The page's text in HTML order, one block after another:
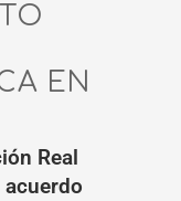
EN
Real